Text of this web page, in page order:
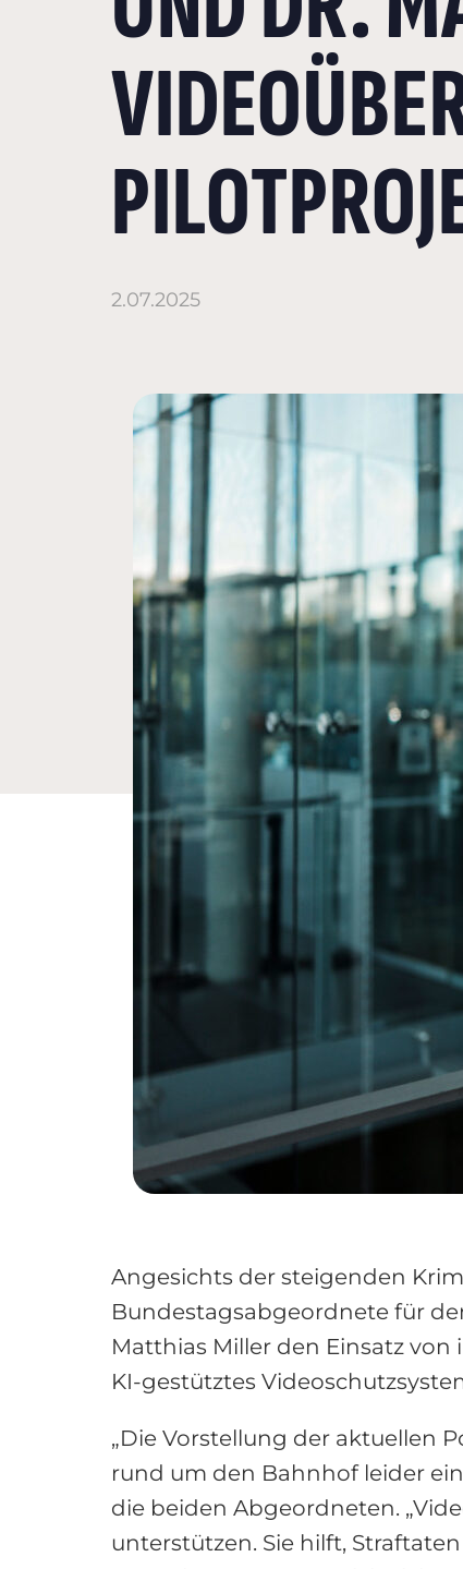
2.07.2025
Angesichts der steigenden
Bundestagsabgeordnete für
Matthias Miller den Einsatz
KI-gestütztes
„Die Vorstellung der aktuellen
rund um den Bahnhof leider
die beiden Abgeordneten.
unterstützen. Sie hilft,